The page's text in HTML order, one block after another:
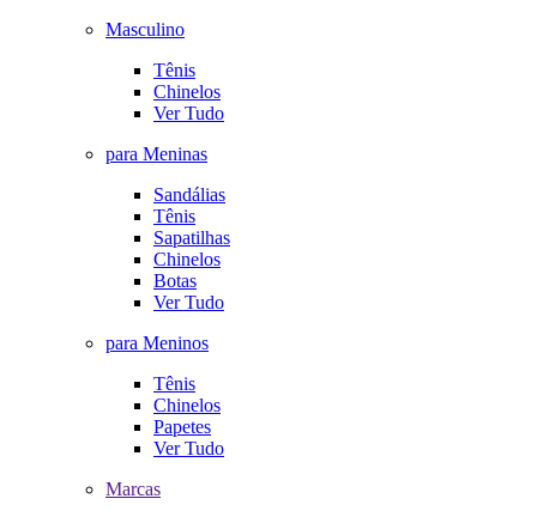
Masculino
Tênis
Chinelos
Ver Tudo
para Meninas
Sandálias
Tênis
Sapatilhas
Chinelos
Botas
Ver Tudo
para Meninos
Tênis
Chinelos
Papetes
Ver Tudo
Marcas